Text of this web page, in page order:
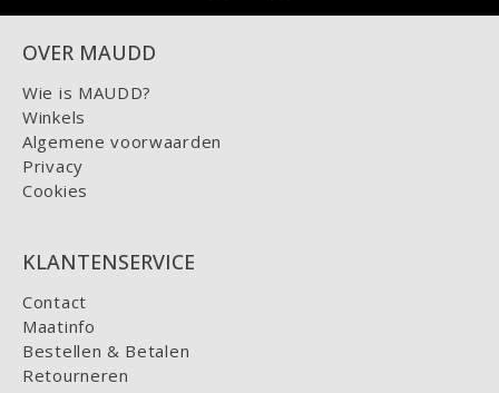
OVER MAUDD
Wie is MAUDD?
Winkels
Algemene voorwaarden
Privacy
Cookies
KLANTENSERVICE
Contact
Maatinfo
Bestellen & Betalen
Retourneren